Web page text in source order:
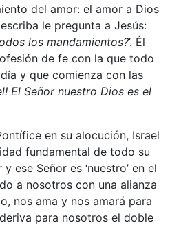
del amor: el amor a Dios
le pregunta a Jesús:
los mandamientos?’. Él
de fe con la que todo
y que comienza con las
El Señor nuestro Dios es el
en su alocución, Israel
fundamental de todo su
ese Señor es ‘nuestro’ en el
a nosotros con una alianza
nos ama y nos amará para
para nosotros el doble